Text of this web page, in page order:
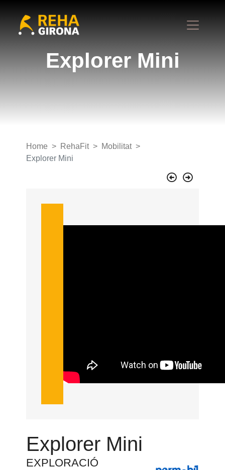
Explorer Mini
Home RehaFit
Mobilitat
Explorer Mini
Explorer Mini
EXPLORACIÓ